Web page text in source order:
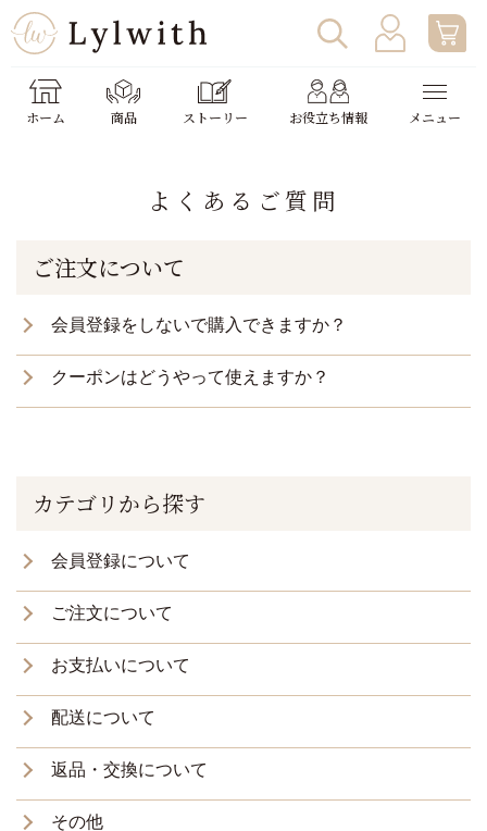
ホーム 商品 ストーリー お役立ち情報 メニュー
わたしの使い方
よくあるご質問
ご注文について
会員登録をしないで購入できますか？
クーポンはどうやって使えますか？
カテゴリから探す
会員登録について
ご注文について
お支払いについて
配送について
返品・交換について
その他